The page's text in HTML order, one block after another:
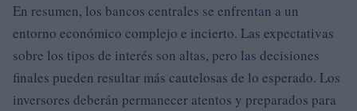
En resumen, los bancos centrales se enfrentan a un
entorno económico complejo e incierto. Las expectativas
sobre los tipos de interés son altas, pero las decisiones
finales pueden resultar más cautelosas de lo esperado. Los
inversores deberán permanecer atentos y preparados para